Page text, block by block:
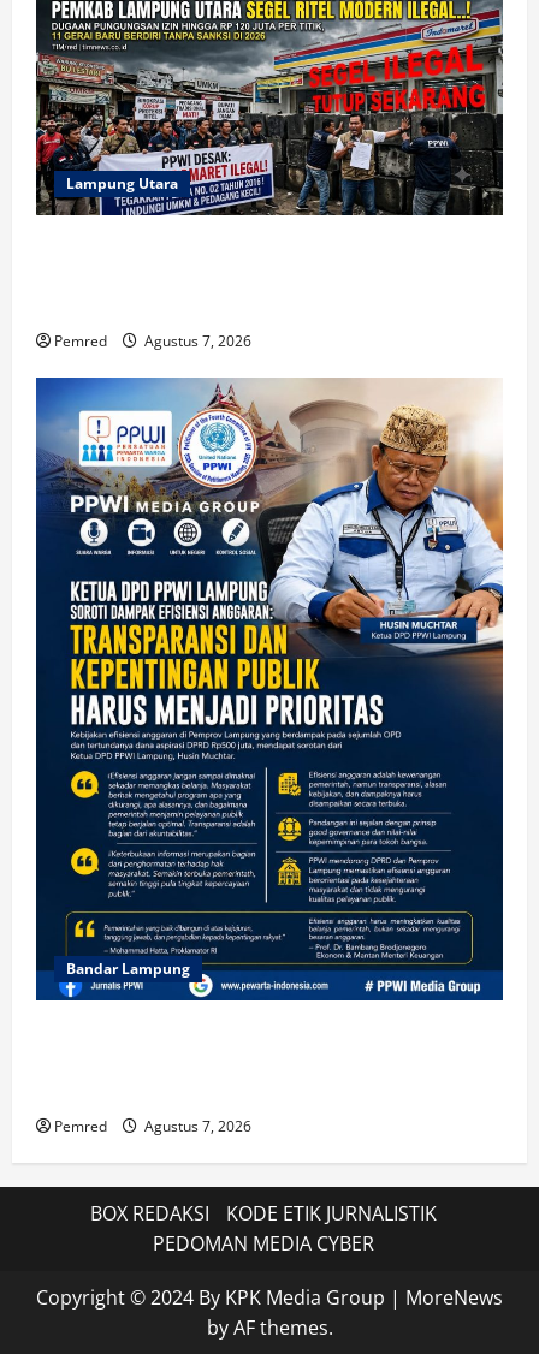
Lampung Utara
Pemred Agustus 7, 2026
Bandar Lampung
Pemred Agustus 7, 2026
BOX REDAKSI
KODE ETIK JURNALISTIK
PEDOMAN MEDIA CYBER
Copyright © 2024 By KPK Media Group | MoreNews
by AF themes.